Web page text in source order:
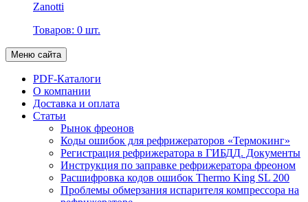
Zanotti
Товаров: 0 шт.
Меню сайта
PDF-Каталоги
О компании
Доставка и оплата
Статьи
Рынок фреонов
Коды ошибок для рефрижераторов «Термокинг»
Регистрация рефрижератора в ГИБДД. Документы
Инструкция по заправке рефрижератора фреоном
Расшифровка кодов ошибок Thermo King SL 200
Проблемы обмерзания испарителя компрессора на